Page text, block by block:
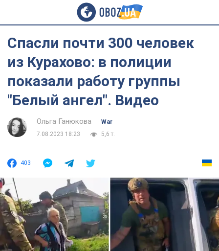
Спасли почти 300 человек
из Курахово: в полиции
показали работу группы
"Белый ангел". Видео
Ольга Ганюкова
War
7.08.2023 18:23
5,6 т.
403